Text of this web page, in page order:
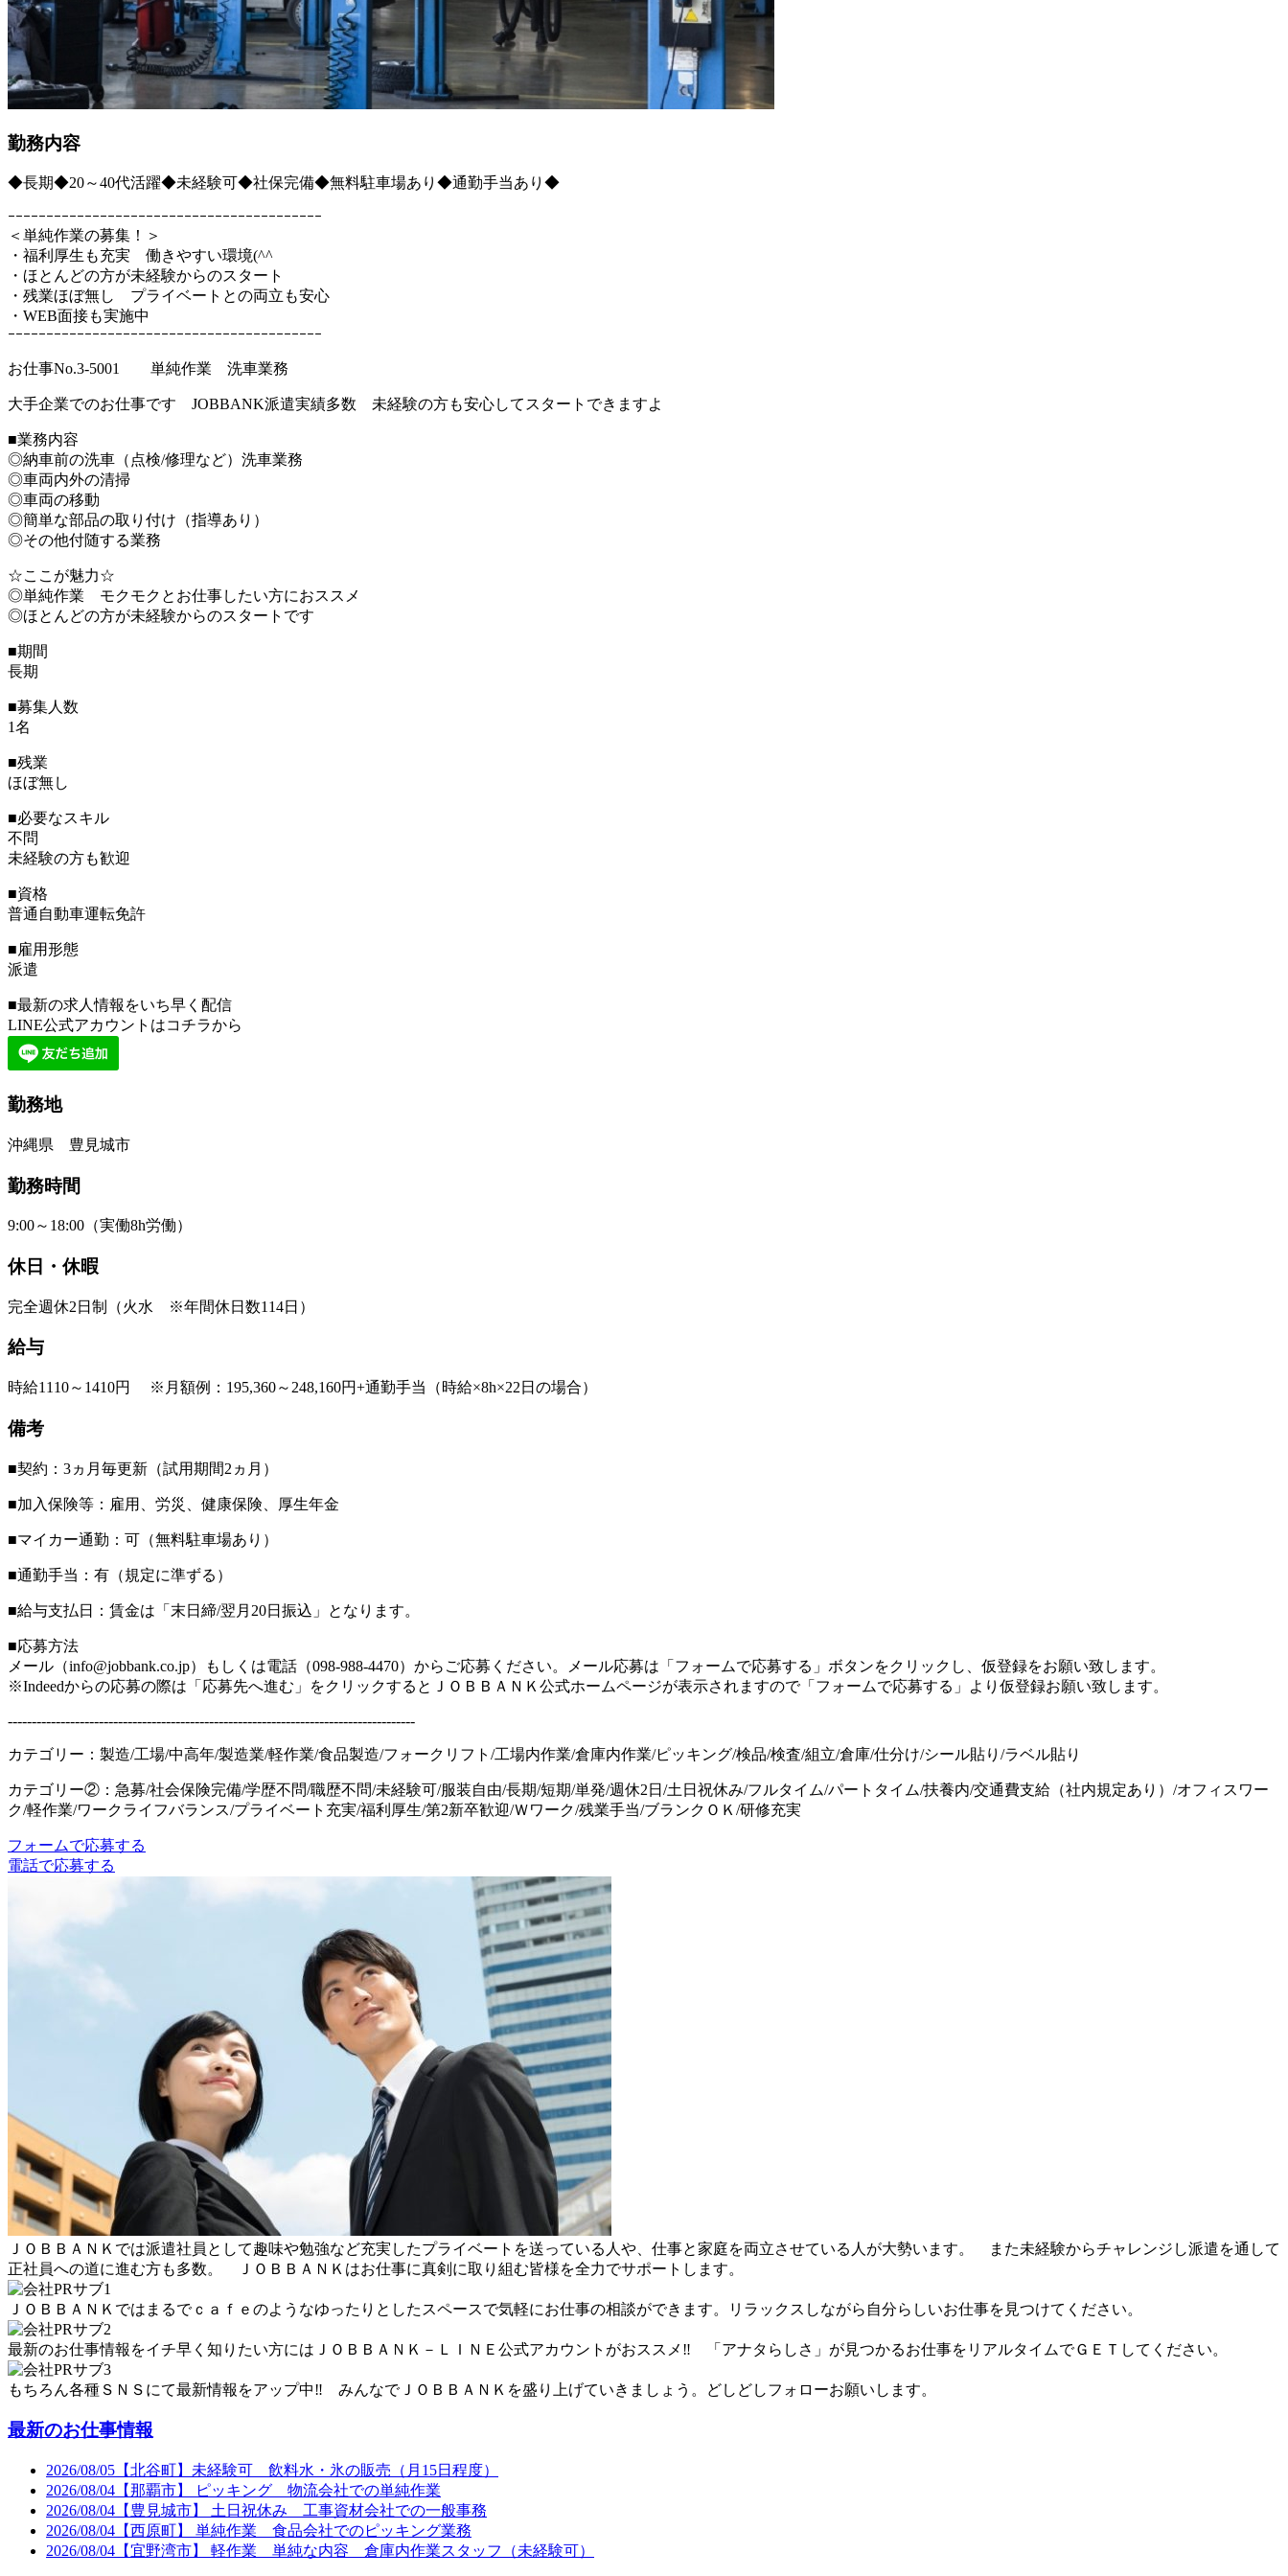
勤務内容
◆長期◆20～40代活躍◆未経験可◆社保完備◆無料駐車場あり◆通勤手当あり◆
ｰｰｰｰｰｰｰｰｰｰｰｰｰｰｰｰｰｰｰｰｰｰｰｰｰｰｰｰｰｰｰｰｰｰｰｰｰｰｰｰｰ
＜単純作業の募集！＞
・福利厚生も充実 働きやすい環境(^^
・ほとんどの方が未経験からのスタート
・残業ほぼ無し プライベートとの両立も安心
・WEB面接も実施中
ｰｰｰｰｰｰｰｰｰｰｰｰｰｰｰｰｰｰｰｰｰｰｰｰｰｰｰｰｰｰｰｰｰｰｰｰｰｰｰｰｰ
お仕事No.3-5001 単純作業 洗車業務
大手企業でのお仕事です JOBBANK派遣実績多数 未経験の方も安心してスタートできますよ
■業務内容
◎納車前の洗車（点検/修理など）洗車業務
◎車両内外の清掃
◎車両の移動
◎簡単な部品の取り付け（指導あり）
◎その他付随する業務
☆ここが魅力☆
◎単純作業 モクモクとお仕事したい方におススメ
◎ほとんどの方が未経験からのスタートです
■期間
長期
■募集人数
1名
■残業
ほぼ無し
■必要なスキル
不問
未経験の方も歓迎
■資格
普通自動車運転免許
■雇用形態
派遣
■最新の求人情報をいち早く配信
LINE公式アカウントはコチラから
勤務地
沖縄県 豊見城市
勤務時間
9:00～18:00（実働8h労働）
休日・休暇
完全週休2日制（火水 ※年間休日数114日）
給与
時給1110～1410円 ※月額例：195,360～248,160円+通勤手当（時給×8h×22日の場合）
備考
■契約：3ヵ月毎更新（試用期間2ヵ月）
■加入保険等：雇用、労災、健康保険、厚生年金
■マイカー通勤：可（無料駐車場あり）
■通勤手当：有（規定に準ずる）
■給与支払日：賃金は「末日締/翌月20日振込」となります。
■応募方法
メール（info@jobbank.co.jp）もしくは電話（098-988-4470）からご応募ください。メール応募は「フォームで応募する」ボタンをクリックし、仮登録をお願い致します。
※Indeedからの応募の際は「応募先へ進む」をクリックするとＪＯＢＢＡＮＫ公式ホームページが表示されますので「フォームで応募する」より仮登録お願い致します。
-------------------------------------------------------------------------------------
カテゴリー：製造/工場/中高年/製造業/軽作業/食品製造/フォークリフト/工場内作業/倉庫内作業/ピッキング/検品/検査/組立/倉庫/仕分け/シール貼り/ラベル貼り
カテゴリー②：急募/社会保険完備/学歴不問/職歴不問/未経験可/服装自由/長期/短期/単発/週休2日/土日祝休み/フルタイム/パートタイム/扶養内/交通費支給（社内規定あり）/オフィスワー
ク/軽作業/ワークライフバランス/プライベート充実/福利厚生/第2新卒歓迎/Ｗワーク/残業手当/ブランクＯＫ/研修充実
フォームで応募する
電話で応募する
ＪＯＢＢＡＮＫでは派遣社員として趣味や勉強など充実したプライベートを送っている人や、仕事と家庭を両立させている人が大勢います。 また未経験からチャレンジし派遣を通して
正社員への道に進む方も多数。 ＪＯＢＢＡＮＫはお仕事に真剣に取り組む皆様を全力でサポートします。
ＪＯＢＢＡＮＫではまるでｃａｆｅのようなゆったりとしたスペースで気軽にお仕事の相談ができます。リラックスしながら自分らしいお仕事を見つけてください。
最新のお仕事情報をイチ早く知りたい方にはＪＯＢＢＡＮＫ－ＬＩＮＥ公式アカウントがおススメ‼ 「アナタらしさ」が見つかるお仕事をリアルタイムでＧＥＴしてください。
もちろん各種ＳＮＳにて最新情報をアップ中‼ みんなでＪＯＢＢＡＮＫを盛り上げていきましょう。どしどしフォローお願いします。
最新のお仕事情報
2026/08/05 【北谷町】未経験可 飲料水・氷の販売（月15日程度）
2026/08/04 【那覇市】 ピッキング 物流会社での単純作業
2026/08/04 【豊見城市】 土日祝休み 工事資材会社での一般事務
2026/08/04 【西原町】 単純作業 食品会社でのピッキング業務
2026/08/04 【宜野湾市】 軽作業 単純な内容 倉庫内作業スタッフ（未経験可）